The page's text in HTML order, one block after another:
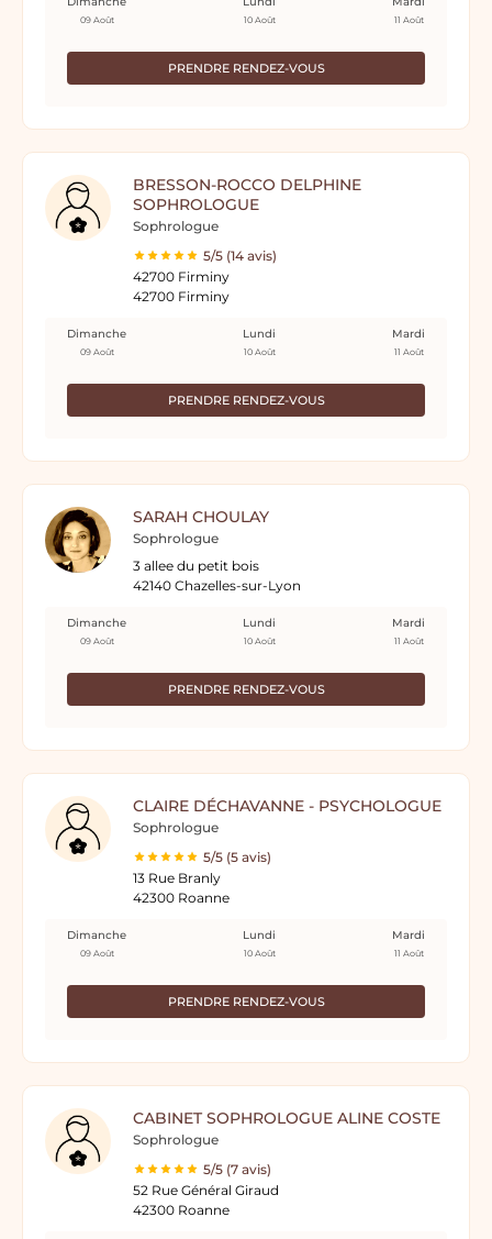
PRENDRE RENDEZ-VOUS
09 Août 10 Août 11 Août
BRESSON-ROCCO DELPHINE
SOPHROLOGUE
Sophrologue
5/5 (14 avis)
42700 Firminy
42700 Firminy
PRENDRE RENDEZ-VOUS
Dimanche
09 Août
Lundi
10 Août
Mardi
11 Août
SARAH CHOULAY
Sophrologue
3 allee du petit bois
42140 Chazelles-sur-Lyon
PRENDRE RENDEZ-VOUS
Dimanche
09 Août
Lundi
10 Août
Mardi
11 Août
CLAIRE DÉCHAVANNE - PSYCHOLOGUE
Sophrologue
5/5 (5 avis)
13 Rue Branly
42300 Roanne
PRENDRE RENDEZ-VOUS
Dimanche
09 Août
Lundi
10 Août
Mardi
11 Août
CABINET SOPHROLOGUE ALINE COSTE
Sophrologue
5/5 (7 avis)
52 Rue Général Giraud
42300 Roanne